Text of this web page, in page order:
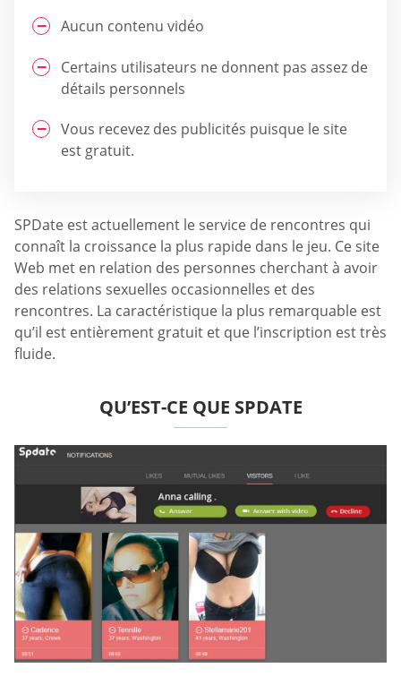
Aucun contenu vidéo
Certains utilisateurs ne donnent pas assez de
détails personnels
Vous recevez des publicités puisque le site
est gratuit.
SPDate est actuellement le service de rencontres qui
connaît la croissance la plus rapide dans le jeu. Ce site
Web met en relation des personnes cherchant à avoir
des relations sexuelles occasionnelles et des
rencontres. La caractéristique la plus remarquable est
qu’il est entièrement gratuit et que l’inscription est très
fluide.
QU’EST-CE QUE SPDATE